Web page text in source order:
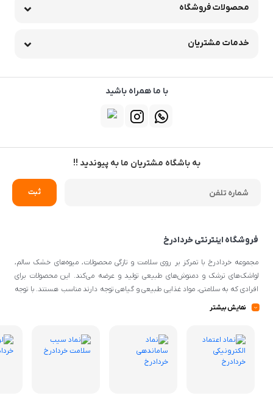
محصولات فروشگاه
خدمات مشتریان
با ما همراه باشید
به باشگاه مشتریان ما به پیوندید !!
فروشگاه اینترنتی خردادرخ
مجموعه خردادرخ با تمرکز بر روی سلامت و تازگی محصولات، میوه‌های خشک سالم،
لواشک‌های ترشک و دمنوش‌های طبیعی تولید و عرضه می‌کند. این محصولات برای
افرادی که به سلامتی، مواد غذایی طبیعی و گیاهی توجه دارند مناسب هستند. با توجه
به اینکه از مواد اولیه طبیعی و کیفیتی برای تهیه محصولات استفاده می‌شود، می‌توانند
نمایش بیشتر